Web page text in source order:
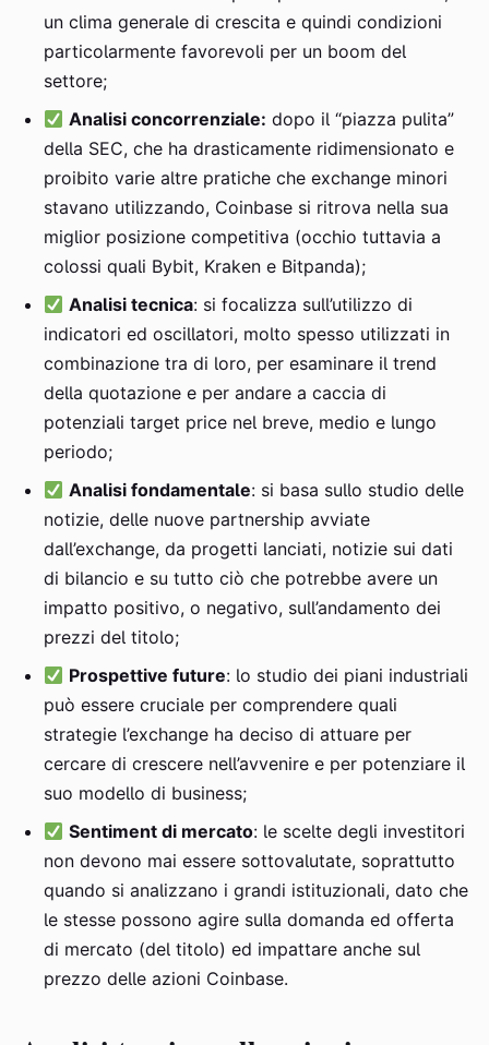
un clima generale di crescita e quindi condizioni
particolarmente favorevoli per un boom del
settore;
Analisi concorrenziale: dopo il “piazza pulita”
della SEC, che ha drasticamente ridimensionato e
proibito varie altre pratiche che exchange minori
stavano utilizzando, Coinbase si ritrova nella sua
miglior posizione competitiva (occhio tuttavia a
colossi quali Bybit, Kraken e Bitpanda);
Analisi tecnica: si focalizza sull’utilizzo di
indicatori ed oscillatori, molto spesso utilizzati in
combinazione tra di loro, per esaminare il trend
della quotazione e per andare a caccia di
potenziali target price nel breve, medio e lungo
periodo;
Analisi fondamentale: si basa sullo studio delle
notizie, delle nuove partnership avviate
dall’exchange, da progetti lanciati, notizie sui dati
di bilancio e su tutto ciò che potrebbe avere un
impatto positivo, o negativo, sull’andamento dei
prezzi del titolo;
Prospettive future: lo studio dei piani industriali
può essere cruciale per comprendere quali
strategie l’exchange ha deciso di attuare per
cercare di crescere nell’avvenire e per potenziare il
suo modello di business;
Sentiment di mercato: le scelte degli investitori
non devono mai essere sottovalutate, soprattutto
quando si analizzano i grandi istituzionali, dato che
le stesse possono agire sulla domanda ed offerta
di mercato (del titolo) ed impattare anche sul
prezzo delle azioni Coinbase.